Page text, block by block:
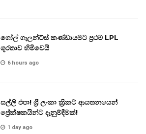
ගෝල් ගැලන්ට්ස් කණ්ඩායමට ප්‍රථම LPL
ශූරතාව හිමිවෙයි
6 hours ago
සල්ලි එපා! ශ්‍රී ලංකා ක්‍රිකට් ආයතනයෙන්
ප්‍රේක්ෂකයින්ට දැනුම්දීමක්!
1 day ago